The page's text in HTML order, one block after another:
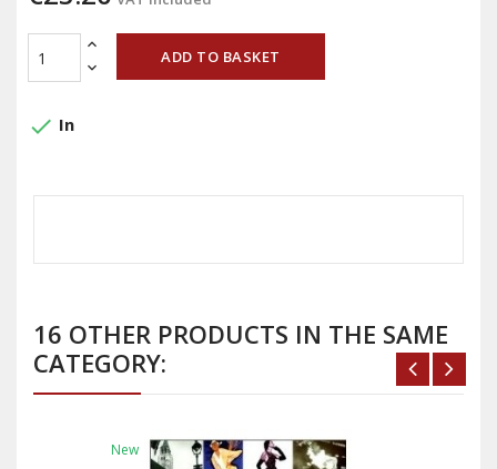
ADD TO BASKET
done In
16 OTHER PRODUCTS IN THE SAME
CATEGORY:
New